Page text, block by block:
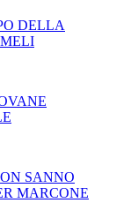
DELLA
SANNO
MARCONE